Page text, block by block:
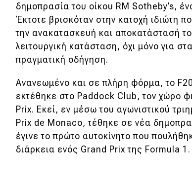
Classic
Νέα
Παρουσιάσεις
DRIVE Away
MOTO
Μεταχειρισμένο
δημοπρασία του οίκου RM Sotheby’s,
Έκτοτε βρισκόταν στην κατοχή ιδιώτη
την ανακατασκευή και αποκατάστασή
λειτουργική κατάσταση, όχι μόνο για
πραγματική οδήγηση.
Ανανεωμένο και σε πλήρη φόρμα, το
εκτέθηκε στο Paddock Club, τον χώρο
Prix. Εκεί, εν μέσω του αγωνιστικού
Prix de Monaco, τέθηκε σε νέα
έγινε το πρώτο αυτοκίνητο που
διάρκεια ενός Grand Prix της Formula 1.